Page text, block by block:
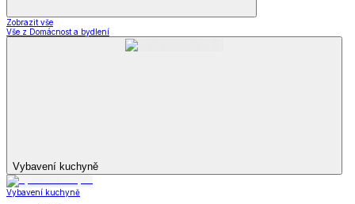
Zobrazit vše
Vše z Domácnost a bydlení
Vybavení kuchyně
Vybavení kuchyně